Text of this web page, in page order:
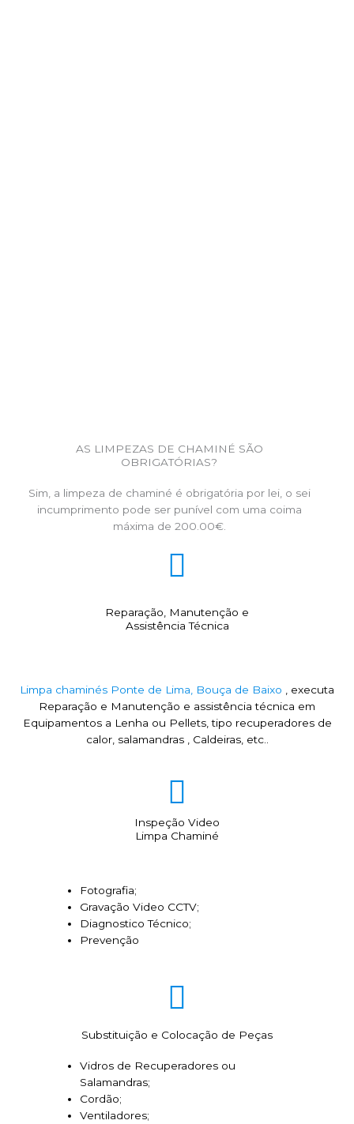
AS LIMPEZAS DE CHAMINÉ SÃO
OBRIGATÓRIAS?
Sim, a limpeza de chaminé é obrigatória por lei, o sei
incumprimento pode ser punível com uma coima
máxima de 200.00€.
Reparação, Manutenção e
Assistência Técnica
Limpa chaminés Ponte de Lima, Bouça de Baixo , executa
Reparação e Manutenção e assistência técnica em
Equipamentos a Lenha ou Pellets, tipo recuperadores de
calor, salamandras , Caldeiras, etc..
Inspeção Video
Limpa Chaminé
Fotografia;
Gravação Video CCTV;
Diagnostico Técnico;
Prevenção
Substituição e Colocação de Peças
Vidros de Recuperadores ou
Salamandras;
Cordão;
Ventiladores;